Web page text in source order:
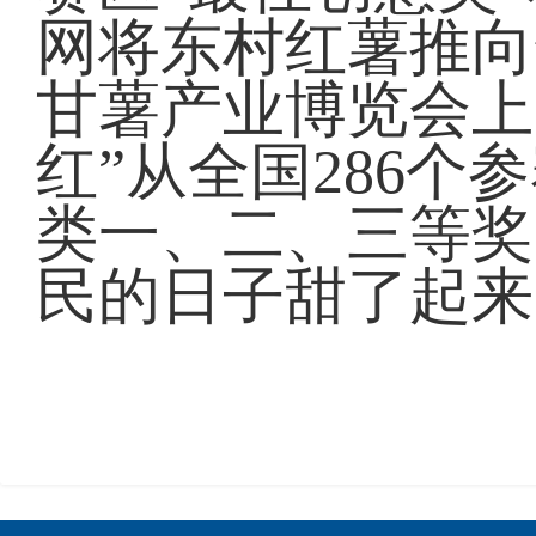
网将东村红薯推
甘薯产业博览会
红”从全国286个
类一、二、三等
民的日子甜了起